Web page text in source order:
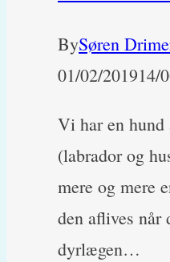
BySøren
01/02/201914/
Vi har en hund
(labrador og
mere og mere
den aflives når
dyrlægen…